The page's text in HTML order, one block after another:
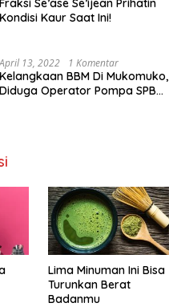
Fraksi Se’ase Se’ijean Prihatin
Kondisi Kaur Saat Ini!
April 13, 2022 1 Komentar
Kelangkaan BBM Di Mukomuko,
Diduga Operator Pompa SPBU
Lima Minuman Ini Bisa
Turunkan Berat
Badanmu